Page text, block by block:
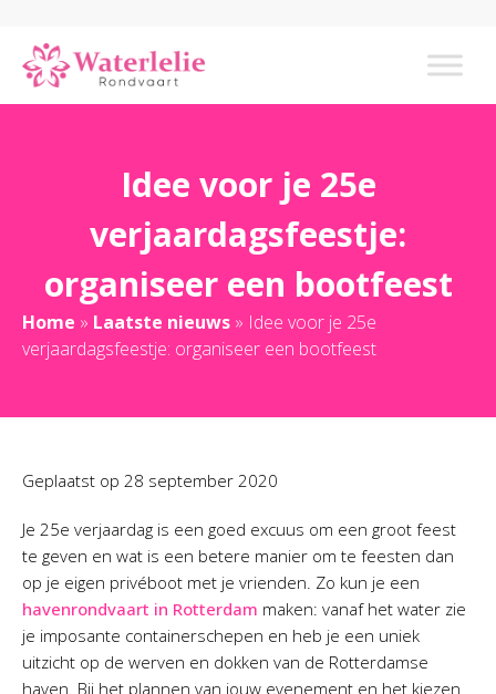
Idee voor je 25e
verjaardagsfeestje:
organiseer een bootfeest
Home » Laatste nieuws » Idee voor je 25e
verjaardagsfeestje: organiseer een bootfeest
Geplaatst op 28 september 2020
Je 25e verjaardag is een goed excuus om een groot feest
te geven en wat is een betere manier om te feesten dan
op je eigen privéboot met je vrienden. Zo kun je een
havenrondvaart in Rotterdam maken: vanaf het water zie
je imposante containerschepen en heb je een uniek
uitzicht op de werven en dokken van de Rotterdamse
haven. Bij het plannen van jouw evenement en het kiezen